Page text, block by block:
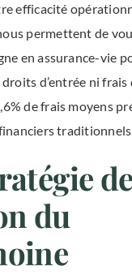
efficacité
permettent de
en assurance-vie
d’entrée ni frais
de frais moyens
de
du